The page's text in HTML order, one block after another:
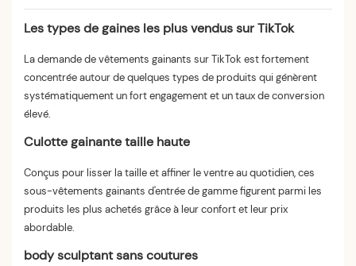
Les types de gaines les plus vendus sur TikTok
La demande de vêtements gainants sur TikTok est fortement
concentrée autour de quelques types de produits qui génèrent
systématiquement un fort engagement et un taux de conversion
élevé.
Culotte gainante taille haute
Conçus pour lisser la taille et affiner le ventre au quotidien, ces
sous-vêtements gainants d'entrée de gamme figurent parmi les
produits les plus achetés grâce à leur confort et leur prix
abordable.
body sculptant sans coutures